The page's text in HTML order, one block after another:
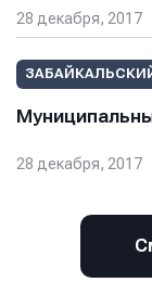
28 декабря, 2017
28 декабря, 2017